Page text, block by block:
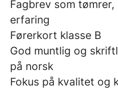
Fagbrev som
erfaring
Førerkort klasse B
God muntlig og
på norsk
Fokus på kvalitet og